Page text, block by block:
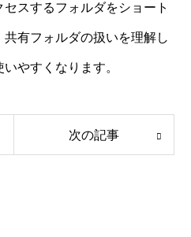
スするフォルダをショート
有フォルダの扱いを理解し
やすくなります。
次の記事